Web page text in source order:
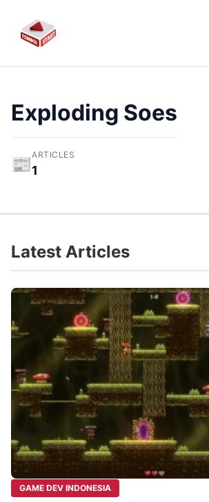
Exploding Soes
📰ARTICLES
1
Latest Articles
GAME DEV INDONESIA